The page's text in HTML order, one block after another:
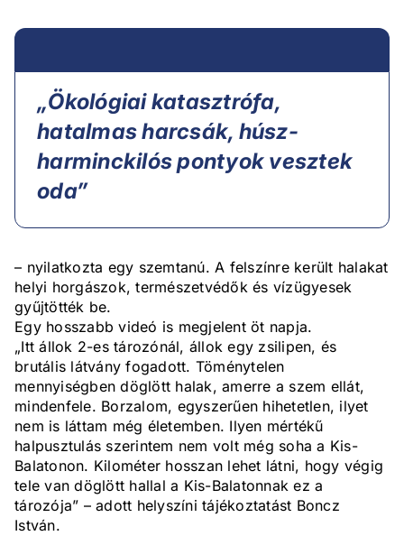
„Ökológiai katasztrófa,
hatalmas harcsák, húsz-
harminckilós pontyok vesztek
oda”
– nyilatkozta egy szemtanú. A felszínre került halakat
helyi horgászok, természetvédők és vízügyesek
gyűjtötték be.
Egy hosszabb videó is megjelent öt napja.
„Itt állok 2-es tározónál, állok egy zsilipen, és
brutális látvány fogadott. Töménytelen
mennyiségben döglött halak, amerre a szem ellát,
mindenfele. Borzalom, egyszerűen hihetetlen, ilyet
nem is láttam még életemben. Ilyen mértékű
halpusztulás szerintem nem volt még soha a Kis-
Balatonon. Kilométer hosszan lehet látni, hogy végig
tele van döglött hallal a Kis-Balatonnak ez a
tározója” – adott helyszíni tájékoztatást Boncz
István.